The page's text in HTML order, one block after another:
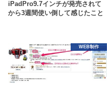
iPadPro9.7インチが発売されて
から3週間使い倒して感じたこと
WEB制作